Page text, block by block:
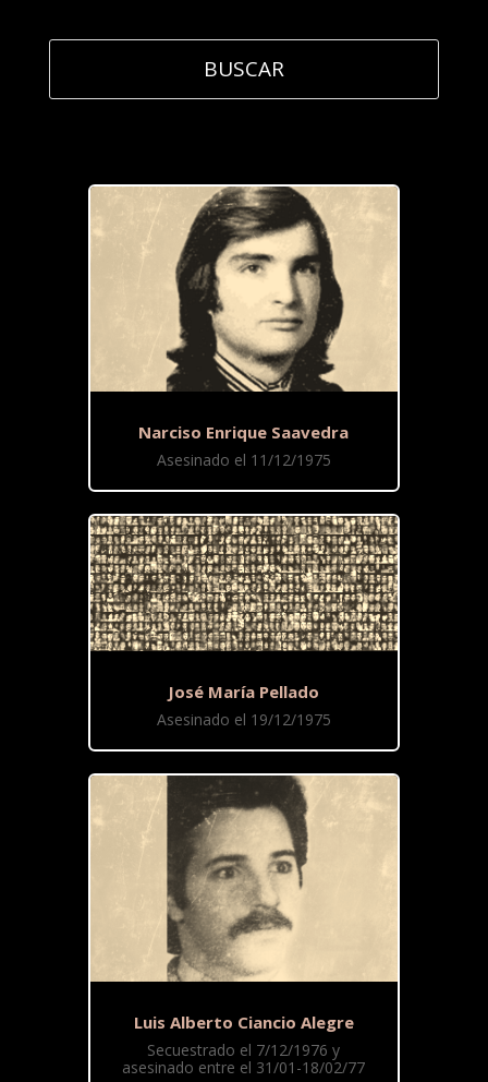
Narciso Enrique Saavedra
Asesinado el 11/12/1975
José María Pellado
Asesinado el 19/12/1975
Luis Alberto Ciancio Alegre
Secuestrado el 7/12/1976 y
asesinado entre el 31/01-18/02/77